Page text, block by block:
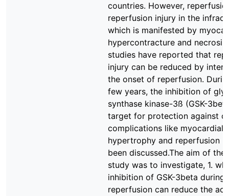
countries. However,
reperfusion injury in the
which is manifested by
hypercontracture and
studies have reported that
injury can be reduced by
the onset of reperfusion.
few years, the inhibition of
synthase kinase-3ß (GSK-
target for protection against
complications like myocardial
hypertrophy and reperfusion
been discussed.The aim of the
study was to investigate, 1.
inhibition of GSK-3beta during
reperfusion can reduce the